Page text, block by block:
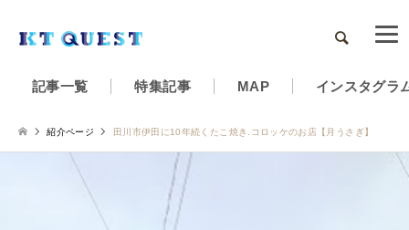
検索
記事一覧 特集記事 MAP インスタグラ
紹介ページ 田川市伊田に10年続くたこ焼き.コロッケのお店【月うさぎ】